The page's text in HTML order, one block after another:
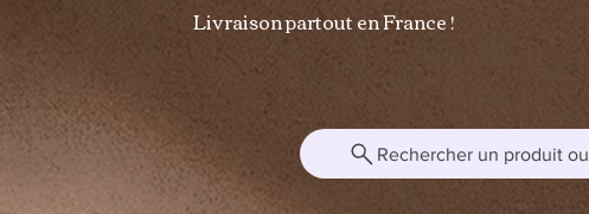
Livraison partout en France !
Rechercher un produit